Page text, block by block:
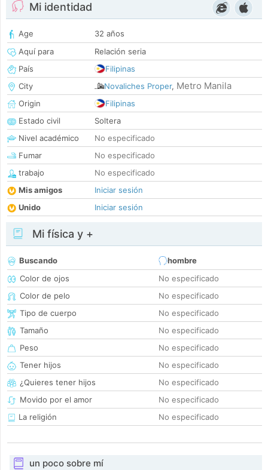
Mi identidad
Age
32 años
Aquí para
Relación seria
País
Filipinas
City
Novaliches Proper, Metro Manila
Origin
Filipinas
Estado civil
Soltera
Nivel académico
No especificado
Fumar
No especificado
trabajo
No especificado
Mis amigos
Iniciar sesión
Unido
Iniciar sesión
Mi física y +
Buscando
hombre
Color de ojos
No especificado
Color de pelo
No especificado
Tipo de cuerpo
No especificado
Tamaño
No especificado
Peso
No especificado
Tener hijos
No especificado
¿Quieres tener hijos
No especificado
Movido por el amor
No especificado
La religión
No especificado
un poco sobre mí